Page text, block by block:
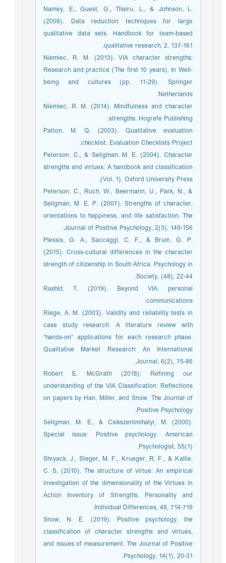
Namey, E., Guest, G., Thairu, L., & Johnson, L.
(2008). Data reduction techniques for large
qualitative data sets. Handbook for team-based
qualitative research, 2, 137-161.
Niemiec, R. M. (2013). VIA character strengths:
Research and practice (The first 10 years). In Well-
being and cultures (pp. 11-29). Springer
Netherlands.
Niemiec, R. M. (2014). Mindfulness and character
strengths. Hogrefe Publishing.
Patton, M. Q. (2003). Qualitative evaluation
checklist. Evaluation Checklists Project.
Peterson, C., & Seligman, M. E. (2004). Character
strengths and virtues: A handbook and classification
(Vol. 1). Oxford University Press.
Peterson, C., Ruch, W., Beermann, U., Park, N., &
Seligman, M. E. P. (2007). Strengths of character,
orientations to happiness, and life satisfaction. The
Journal of Positive Psychology, 2(3), 149-156.
Plessis, G. A., Saccaggi, C. F., & Bruin, G. P.
(2015). Cross-cultural differences in the character
strength of citizenship in South Africa. Psychology in
Society, (48), 22-44.
Rashid, T. (2019). Beyond VIA. personal
communications.
Riege, A. M. (2003). Validity and reliability tests in
case study research: A literature review with
“hands-on” applications for each research phase.
Qualitative Market Research: An International
Journal, 6(2), 75-86.
Robert E. McGrath (2018): Refining our
understanding of the VIA Classification: Reflections
on papers by Han, Miller, and Snow, The Journal of
Positive Psychology.
Seligman, M. E., & Csikszentmihalyi, M. (2000).
Special issue: Positive psychology. American
Psychologist, 55(1).
Shryack, J., Steger, M. F., Krueger, R. F., & Kallie,
C. S. (2010). The structure of virtue: An empirical
investigation of the dimensionality of the Virtues in
Action Inventory of Strengths. Personality and
Individual Differences, 48, 714-719.
Snow, N. E. (2019). Positive psychology, the
classification of character strengths and virtues,
and issues of measurement. The Journal of Positive
Psychology, 14(1), 20-31.